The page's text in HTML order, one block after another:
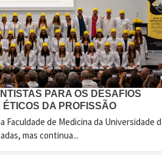
PARA OS DESAFIOS
DA PROFISSÃO
Faculdade de Medicina da Universidade
mas continua...